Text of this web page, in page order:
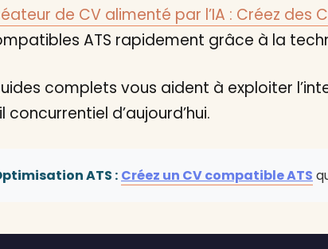
de CV alimenté par l’IA : Créez des
ATS rapidement grâce à la
complets vous aident à exploiter
concurrentiel d’aujourd’hui.
ATS : Créez un CV compatible ATS